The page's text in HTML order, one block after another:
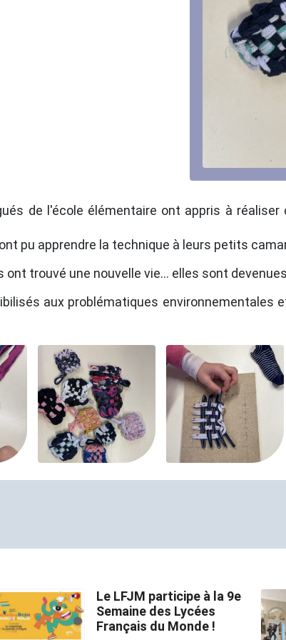
de l'école élémentaire ont appris à
pu apprendre la technique à leurs petits
trouvé une nouvelle vie... elles sont
aux problématiques environnementales
Le LFJM participe à la 9e
Semaine des Lycées
Français du Monde !